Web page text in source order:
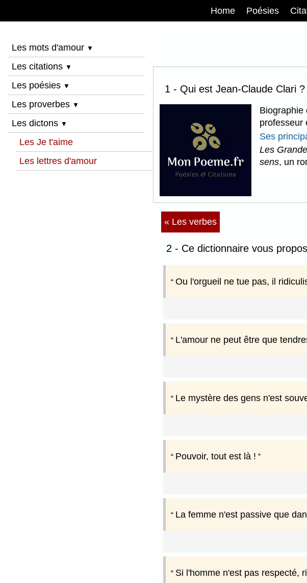
Home Poésies
Les mots d'amour ▼
Les citations ▼
Les poésies ▼
Les proverbes ▼
Les dictons ▼
Les Je t'aime
Les lettres d'amour
1 - Qui est Jean-Claude Clari ?
Biographie
professeur
Ses
Les
sens, un
« Les verbes
2 - Ce dictionnaire vous
Ou l'orgueil ne tue pas, il
L'amour ne peut être que
Le mystère des gens n'est
Pouvoir, tout est là !
La femme n'est passive que
Si l'homme n'est pas respecté,